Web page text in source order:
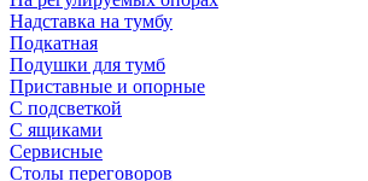
Надставка на тумбу
Подкатная
Подушки для тумб
Приставные и опорные
С подсветкой
С ящиками
Сервисные
Столы переговоров